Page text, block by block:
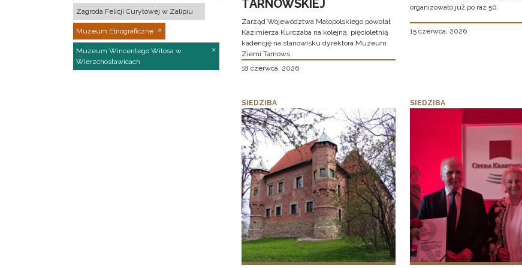
Zagroda Felicji Curyłowej w Zalipiu
Muzeum Etnograficzne
Muzeum Wincentego Witosa w
Wierzchosławicach
TARNOWSKIEJ
Zarząd Województwa Małopolskiego powołał
Kazimierza Kurczaba na kolejną, pięcioletnią
kadencję na stanowisku dyrektora Muzeum
Ziemi Tarnows
18 czerwca, 2026
organizowało już po raz 50.
15 czerwca, 2026
SIEDZIBA SIEDZIBA